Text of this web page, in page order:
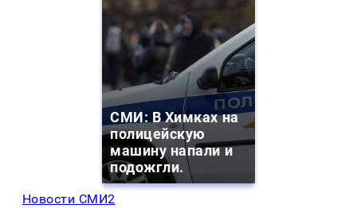
СМИ: В Химках на
полицейскую
машину напали и
подожгли.
Новости СМИ2